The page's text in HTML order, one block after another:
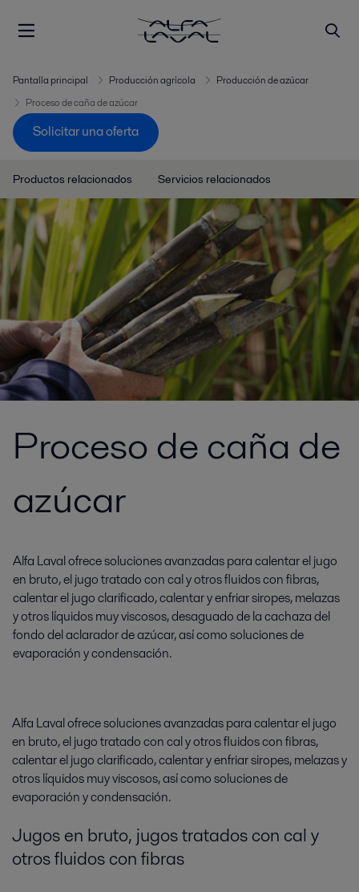
Pantalla principal Producción agrícola
Producción de azúcar
Proceso de caña de azúcar
Solicitar una oferta
Productos relacionados Servicios relacionados
Proceso de caña de
azúcar
Alfa Laval ofrece soluciones avanzadas para calentar el jugo
en bruto, el jugo tratado con cal y otros fluidos con fibras,
calentar el jugo clarificado, calentar y enfriar siropes, melazas
y otros líquidos muy viscosos, desaguado de la cachaza del
fondo del aclarador de azúcar, así como soluciones de
evaporación y condensación.
Alfa Laval ofrece soluciones avanzadas para calentar el jugo
en bruto, el jugo tratado con cal y otros fluidos con fibras,
calentar el jugo clarificado, calentar y enfriar siropes, melazas y
otros líquidos muy viscosos, así como soluciones de
evaporación y condensación.
Jugos en bruto, jugos tratados con cal y
otros fluidos con fibras